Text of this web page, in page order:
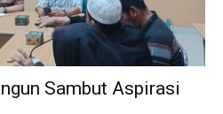
Sambut Aspirasi